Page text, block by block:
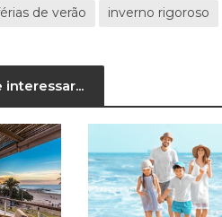
de verão inverno rigoroso